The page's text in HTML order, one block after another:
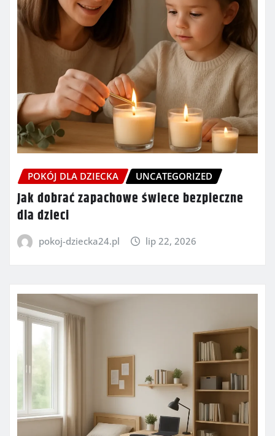
POKÓJ DLA DZIECKA UNCATEGORIZED
Jak dobrać zapachowe świece bezpieczne
dla dzieci
pokoj-dziecka24.pl lip 22, 2026